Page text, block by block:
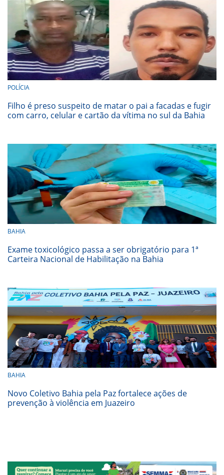
POLÍCIA
Filho é preso suspeito de matar o pai a facadas e fugir
com carro, celular e cartão da vítima no sul da Bahia
BAHIA
Exame toxicológico passa a ser obrigatório para 1ª
Carteira Nacional de Habilitação na Bahia
BAHIA
Novo Coletivo Bahia pela Paz fortalece ações de
prevenção à violência em Juazeiro